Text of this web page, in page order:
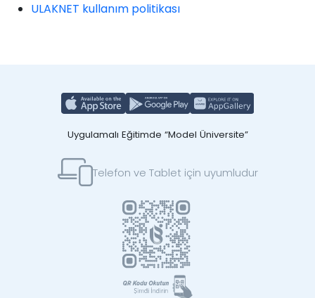
ULAKNET kullanım politikası
Uygulamalı Eğitimde “Model Üniversite”
Telefon ve Tablet için uyumludur